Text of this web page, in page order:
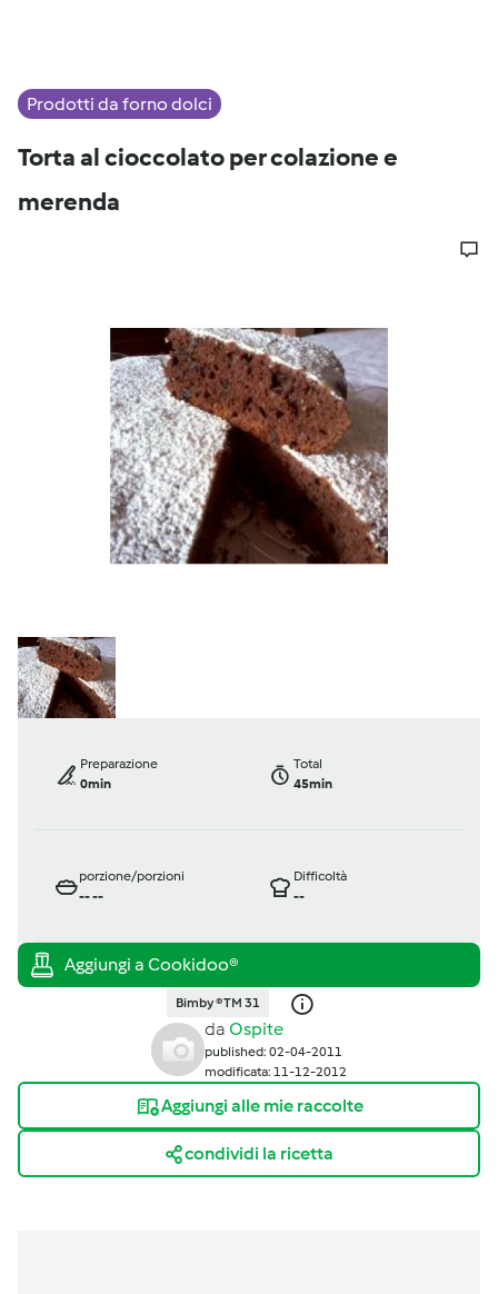
Prodotti da forno dolci
Torta al cioccolato per colazione e
merenda
Preparazione
0min
Total
45min
porzione/porzioni
----
Difficoltà
--
Bimby ® TM 31
da Ospite
published: 02-04-2011
modificata: 11-12-2012
Aggiungi alle mie raccolte
condividi la ricetta